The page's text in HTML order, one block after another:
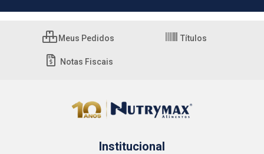
Meus Pedidos Títulos
Notas Fiscais
Institucional